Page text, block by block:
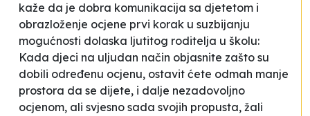
kaže da je dobra komunikacija sa djetetom i
obrazloženje ocjene prvi korak u suzbijanju
mogućnosti dolaska ljutitog roditelja u školu:
Kada djeci na uljudan način objasnite zašto su
dobili određenu ocjenu, ostavit ćete odmah manje
prostora da se dijete, i dalje nezadovoljno
ocjenom, ali svjesno sada svojih propusta, žali